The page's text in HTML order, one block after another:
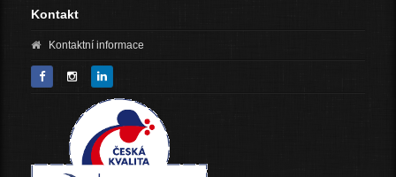
Kontakt
Kontaktní informace